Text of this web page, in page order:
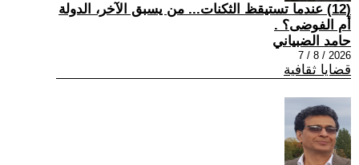
(12) عندما تستيقظ الثكنات... من يسبق الآخر، الدولة
أم الفوضى؟ .
حامد الضبياني
2026 / 8 / 7
قضايا ثقافية